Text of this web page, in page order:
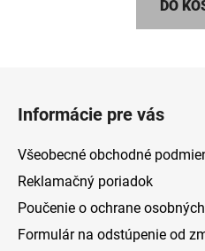
DO
Informácie pre vás
Všeobecné obchodné
Reklamačný poriadok
Poučenie o ochrane
Formulár na odstúpenie od